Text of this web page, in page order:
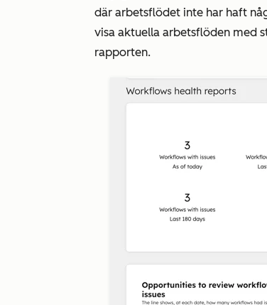
där arbetsflödet inte har haft
visa aktuella arbetsflöden med
rapporten.